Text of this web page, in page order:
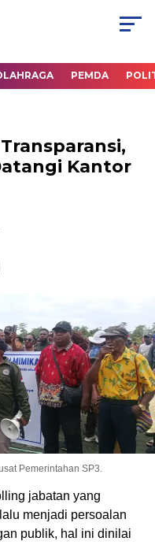
PEMDA
Kantor
Pemerintahan SP3.
jabatan yang
menjadi persoalan
publik, hal ini dinilai